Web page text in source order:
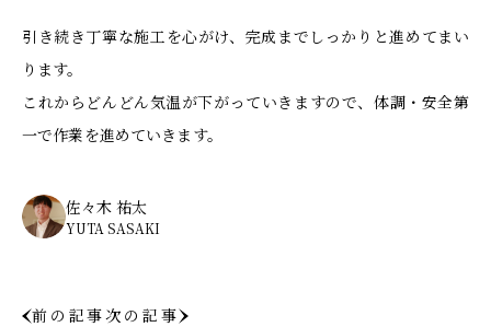
引き続き丁寧な施工を心がけ、完成までしっかりと進めてまい
ります。
これからどんどん気温が下がっていきますので、体調・安全第
一で作業を進めていきます。
佐々木 祐太
YUTA SASAKI
前の記事次の記事